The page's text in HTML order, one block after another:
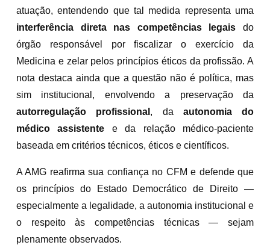
atuação, entendendo que tal medida representa uma
interferência direta nas competências legais do
órgão responsável por fiscalizar o exercício da
Medicina e zelar pelos princípios éticos da profissão. A
nota destaca ainda que a questão não é política, mas
sim institucional, envolvendo a preservação da
autorregulação profissional , da autonomia do
médico assistente e da relação médico-paciente
baseada em critérios técnicos, éticos e científicos.
A AMG reafirma sua confiança no CFM e defende que
os princípios do Estado Democrático de Direito —
especialmente a legalidade, a autonomia institucional e
o respeito às competências técnicas — sejam
plenamente observados.